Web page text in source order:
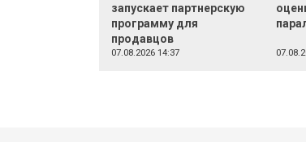
запускает партнерскую
программу для
продавцов
07.08.2026 14:37